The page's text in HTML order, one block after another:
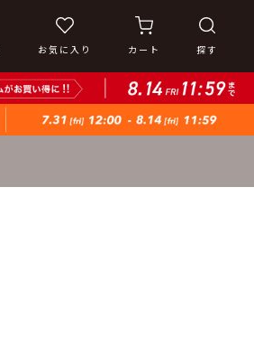
お気に入り カート 探す